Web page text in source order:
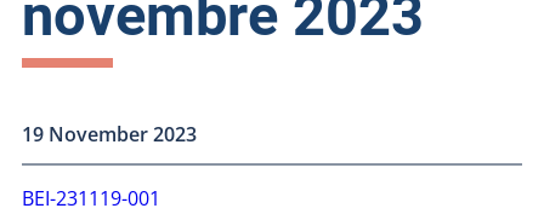
novembre 2023
19 November 2023
BEI-231119-001